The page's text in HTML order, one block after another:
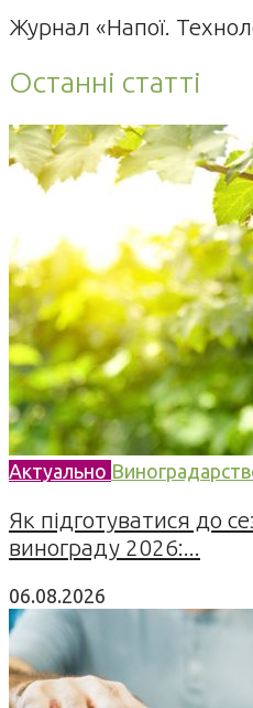
Журнал «Напої.
Останні статті
Актуально
Як підготуватися до
винограду 2026:...
06.08.2026